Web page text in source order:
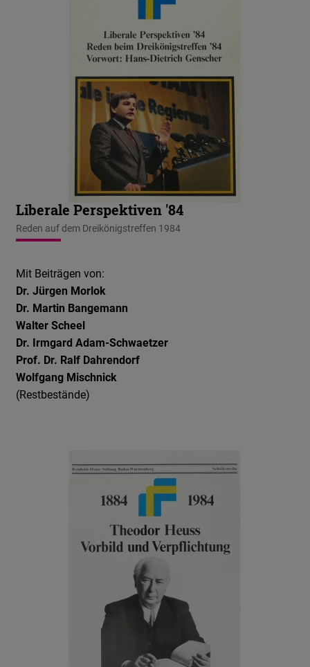
Liberale Perspektiven '84
Reden auf dem Dreikönigstreffen 1984
Mit Beiträgen von:
Dr. Jürgen Morlok
Dr. Martin Bangemann
Walter Scheel
Dr. Irmgard Adam-Schwaetzer
Prof. Dr. Ralf Dahrendorf
Wolfgang Mischnick
(Restbestände)